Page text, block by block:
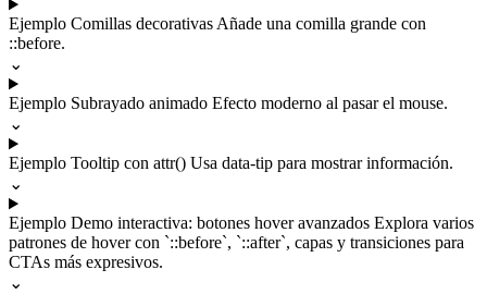
Ejemplo Comillas decorativas Añade una comilla grande con
::before.
⌄
Ejemplo Subrayado animado Efecto moderno al pasar el mouse.
⌄
Ejemplo Tooltip con attr() Usa data-tip para mostrar información.
⌄
Ejemplo Demo interactiva: botones hover avanzados Explora varios
patrones de hover con `::before`, `::after`, capas y transiciones para
CTAs más expresivos.
⌄